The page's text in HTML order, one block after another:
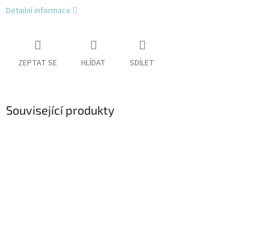
Detailní informace
ZEPTAT SE HLÍDAT SDÍLET
Související produkty